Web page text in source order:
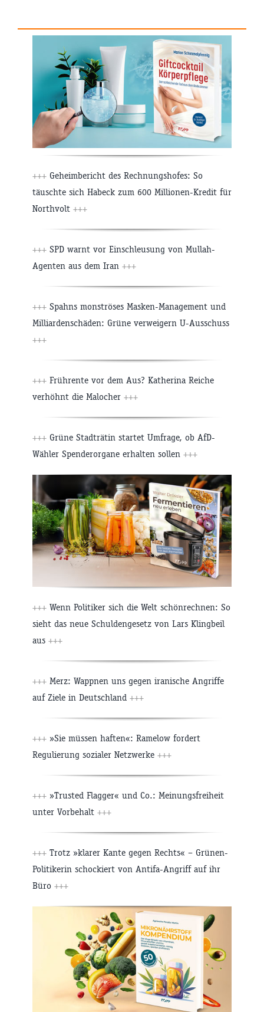
+++ Geheimbericht des Rechnungshofes: So
täuschte sich Habeck zum 600 Millionen-Kredit für
Northvolt +++
+++ SPD warnt vor Einschleusung von Mullah-
Agenten aus dem Iran +++
+++ Spahns monströses Masken-Management und
Milliardenschäden: Grüne verweigern U-Ausschuss
+++
+++ Frührente vor dem Aus? Katherina Reiche
verhöhnt die Malocher +++
+++ Grüne Stadträtin startet Umfrage, ob AfD-
Wähler Spenderorgane erhalten sollen +++
+++ Wenn Politiker sich die Welt schönrechnen: So
sieht das neue Schuldengesetz von Lars Klingbeil
aus +++
+++ Merz: Wappnen uns gegen iranische Angriffe
auf Ziele in Deutschland +++
+++ »Sie müssen haften«: Ramelow fordert
Regulierung sozialer Netzwerke +++
+++ »Trusted Flagger« und Co.: Meinungsfreiheit
unter Vorbehalt +++
+++ Trotz »klarer Kante gegen Rechts« – Grünen-
Politikerin schockiert von Antifa-Angriff auf ihr
Büro +++